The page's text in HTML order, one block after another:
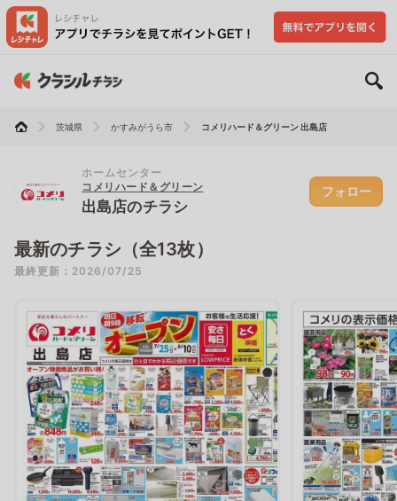
茨城県 かすみがうら市 コメリハード＆グリーン 出島店
ホームセンター
コメリハード＆グリーン
出島店のチラシ
フォロー
最新のチラシ（全13枚）
最終更新：2026/07/25